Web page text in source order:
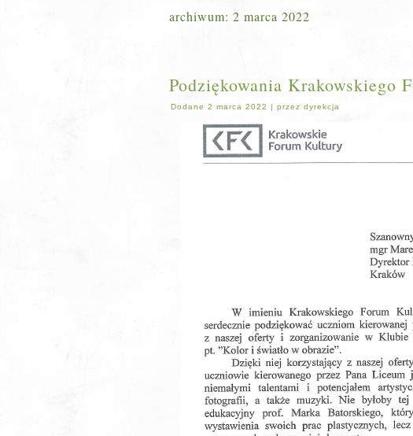
archiwum: 2 marca 2022
Podziękowania Krakowskiego
Dodane 2 marca 2022 | przez dyrekcja